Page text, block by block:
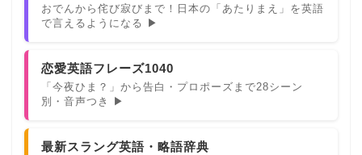
おでんから侘び寂びまで！日本の「あたりまえ」を英語
で言えるようになる ▶
恋愛英語フレーズ1040
「今夜ひま？」から告白・プロポーズまで28シーン
別・音声つき ▶
最新スラング英語・略語辞典